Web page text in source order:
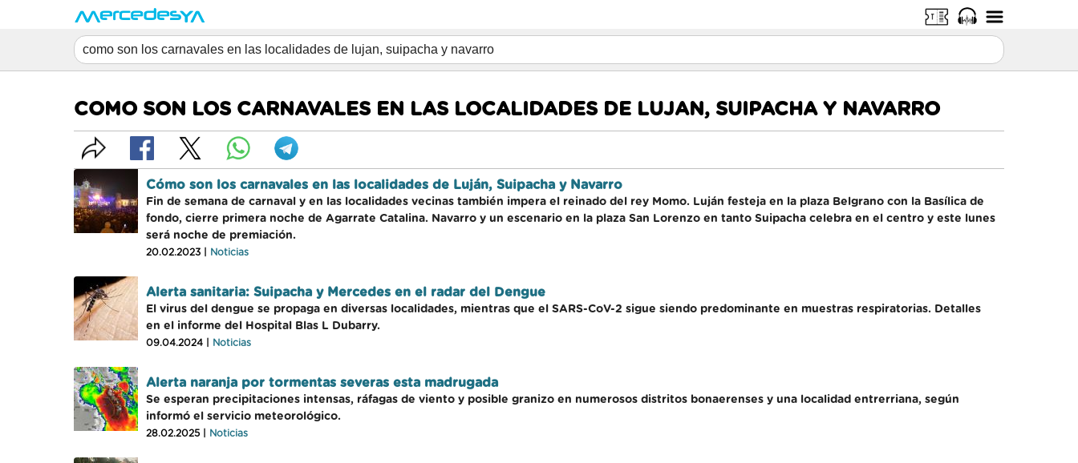
COMO SON LOS CARNAVALES EN LAS LOCALIDADES DE LUJAN, SUIPACHA Y NAVARRO
Cómo son los carnavales en las localidades de Luján, Suipacha y Navarro
Fin de semana de carnaval y en las localidades vecinas también impera el reinado del rey Momo. Luján festeja en la plaza Belgrano con la Basílica de
fondo, cierre primera noche de Agarrate Catalina. Navarro y un escenario en la plaza San Lorenzo en tanto Suipacha celebra en el centro y este lunes
será noche de premiación.
20.02.2023 | Noticias
Alerta sanitaria: Suipacha y Mercedes en el radar del Dengue
El virus del dengue se propaga en diversas localidades, mientras que el SARS-CoV-2 sigue siendo predominante en muestras respiratorias. Detalles
en el informe del Hospital Blas L Dubarry.
09.04.2024 | Noticias
Alerta naranja por tormentas severas esta madrugada
Se esperan precipitaciones intensas, ráfagas de viento y posible granizo en numerosos distritos bonaerenses y una localidad entrerriana, según
informó el servicio meteorológico.
28.02.2025 | Noticias